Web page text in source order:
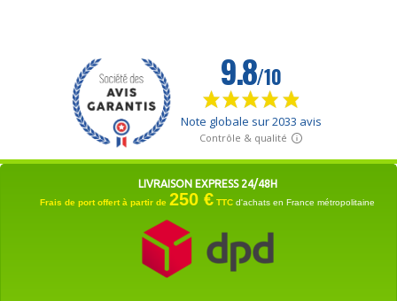
LIVRAISON EXPRESS 24/48H
Frais de port offert à partir de 250 € TTC d'achats en France métropolitaine